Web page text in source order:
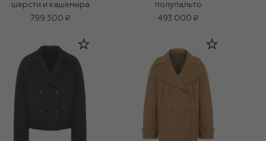
шерсти и кашемира
799 500 ₽
полупальто
493 000 ₽